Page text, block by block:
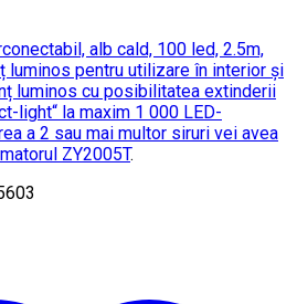
alb cald, 100 led, 2.5m,
luminos pentru utilizare în interior și
luminos cu posibilitatea extinderii
light“ la maxim 1 000 LED-
a 2 sau mai multor siruri vei avea
ZY2005T.